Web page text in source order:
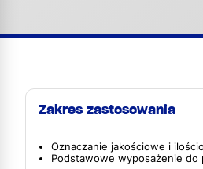
Zakres zastosowania
Oznaczanie jakościowe i
Podstawowe wyposażenie do